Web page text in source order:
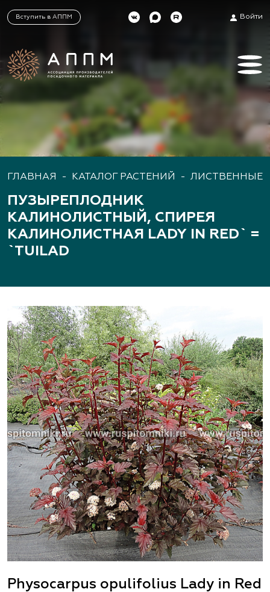
Вступить в АППМ Войти
ГЛАВНАЯ - КАТАЛОГ РАСТЕНИЙ - ЛИСТВЕННЫЕ
ПУЗЫРЕПЛОДНИК
КАЛИНОЛИСТНЫЙ, СПИРЕЯ
КАЛИНОЛИСТНАЯ LADY IN RED` =
`TUILAD
Physocarpus opulifolius Lady in Red